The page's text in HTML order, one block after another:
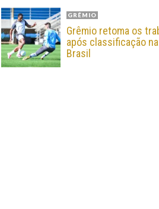
GRÊMIO
Grêmio retoma os
após classificação
Brasil